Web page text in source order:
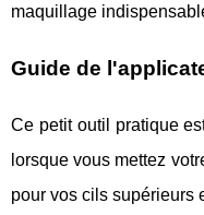
maquillage
Guide de
Ce petit outil pratique
lorsque vous mettez
pour vos cils supérieurs